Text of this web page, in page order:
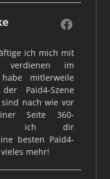
ich mich mit
verdienen im
mitlerweile
Paid4-Szene
nach wie vor
Seite 360-
ich dir
besten Paid4-
mehr!